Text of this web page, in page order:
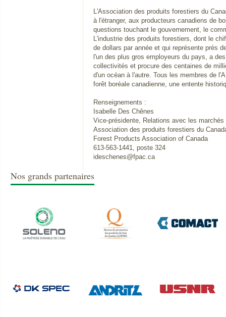
L'Association des produits forestiers du
à l'étranger, aux producteurs canadiens de
questions touchant le gouvernement, le
L'industrie des produits forestiers, dont le
de dollars par année et qui représente près
l'un des plus gros employeurs du pays, a
collectivités et procure des centaines de
d'un océan à l'autre. Tous les membres de
forêt boréale canadienne, une entente
Renseignements :
Isabelle Des Chênes
Vice-présidente, Relations avec les
Association des produits forestiers du
Forest Products Association of Canada
613-563-1441, poste 324
ideschenes@fpac.ca
Nos grands partenaires